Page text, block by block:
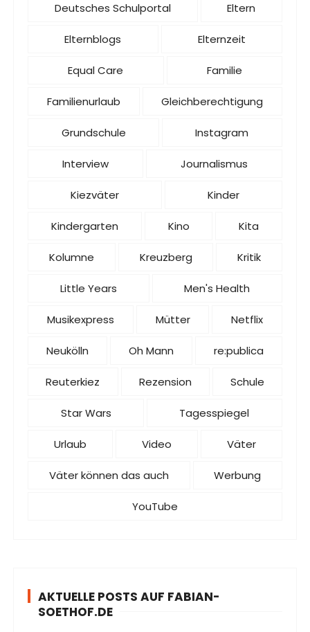
Deutsches Schulportal Eltern
Elternblogs Elternzeit
Equal Care Familie
Familienurlaub Gleichberechtigung
Grundschule Instagram
Interview Journalismus
Kiezväter Kinder
Kindergarten Kino Kita
Kolumne Kreuzberg Kritik
Little Years Men's Health
Musikexpress Mütter Netflix
Neukölln Oh Mann re:publica
Reuterkiez Rezension Schule
Star Wars Tagesspiegel
Urlaub Video Väter
Väter können das auch Werbung
YouTube
AKTUELLE POSTS AUF FABIAN-
SOETHOF.DE